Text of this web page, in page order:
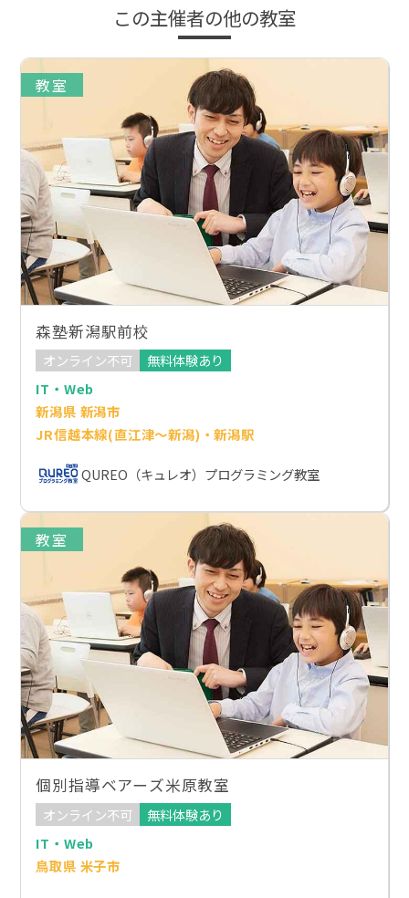
この主催者の他の教室
教室
森塾新潟駅前校
オンライン不可
無料体験あり
IT・Web
新潟県 新潟市
JR信越本線(直江津～新潟)・新潟駅
QUREO（キュレオ）プログラミング教室
教室
個別指導ベアーズ米原教室
オンライン不可
無料体験あり
IT・Web
鳥取県 米子市